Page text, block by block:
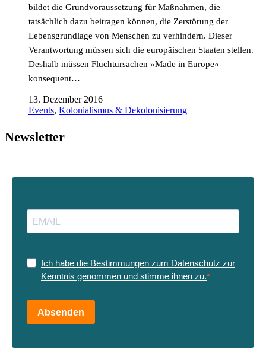
bildet die Grundvoraussetzung für Maßnahmen, die
tatsächlich dazu beitragen können, die Zerstörung der
Lebensgrundlage von Menschen zu verhindern. Dieser
Verantwortung müssen sich die europäischen Staaten stellen.
Deshalb müssen Fluchtursachen »Made in Europe«
konsequent…
13. Dezember 2016
Events, Kolonialismus & Dekolonisierung
Newsletter
Ich habe die Bestimmungen zum Datenschutz zur
Kenntnis genommen und stimme ihnen zu.
Absenden